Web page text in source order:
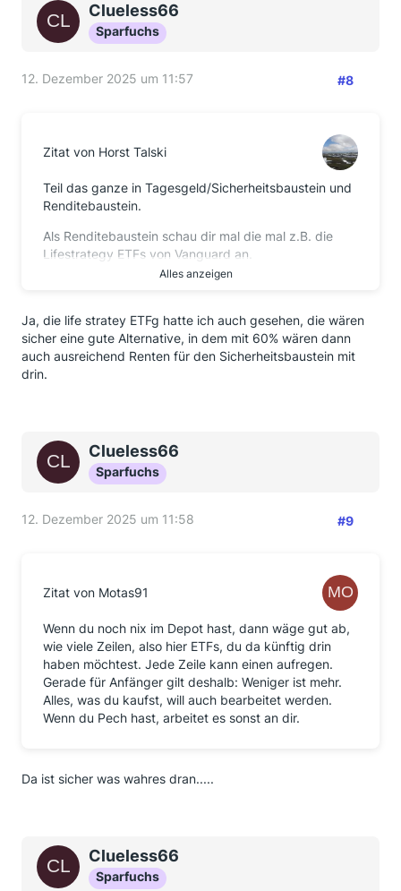
Clueless66
Sparfuchs
12. Dezember 2025 um 11:57 #8
Zitat von Horst Talski
Teil das ganze in Tagesgeld/Sicherheitsbaustein und
Renditebaustein.
Als Renditebaustein schau dir mal die mal z.B. die
Lifestrategy ETFs von Vanguard an.
Da sind breit gestreut schon Aktien und Anleihen ETF
Mischungsverhältnis aussuchen und schon ist dein
Portfolio fertig.
Viel Erfolg bei deinen Finanzentscheidungen.
Alles anzeigen
Ja, die life stratey ETFg hatte ich auch gesehen, die wären
sicher eine gute Alternative, in dem mit 60% wären dann
auch ausreichend Renten für den Sicherheitsbaustein mit
drin.
Clueless66
Sparfuchs
12. Dezember 2025 um 11:58 #9
Zitat von Motas91
Wenn du noch nix im Depot hast, dann wäge gut ab,
wie viele Zeilen, also hier ETFs, du da künftig drin
haben möchtest. Jede Zeile kann einen aufregen.
Gerade für Anfänger gilt deshalb: Weniger ist mehr.
Alles, was du kaufst, will auch bearbeitet werden.
Wenn du Pech hast, arbeitet es sonst an dir.
Da ist sicher was wahres dran.....
Clueless66
Sparfuchs